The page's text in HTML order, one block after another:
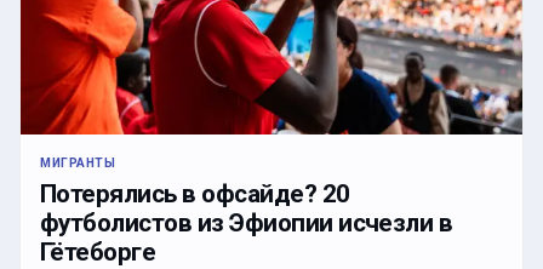
МИГРАНТЫ
Потерялись в офсайде? 20
футболистов из Эфиопии исчезли в
Гётеборге